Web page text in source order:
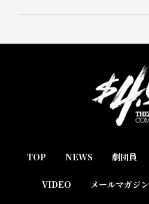
TOP NEWS 劇団員
VIDEO メールマガジン